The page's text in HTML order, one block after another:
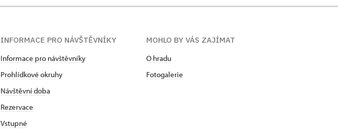
INFORMACE PRO NÁVŠTĚVNÍKY
Informace pro návštěvníky
Prohlídkové okruhy
Návštěvní doba
Rezervace
Vstupné
MOHLO BY VÁS ZAJÍMAT
O hradu
Fotogalerie